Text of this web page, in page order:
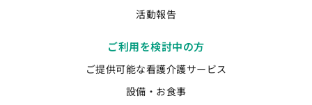
活動報告
ご利用を検討中の方
ご提供可能な看護介護サービス
設備・お食事